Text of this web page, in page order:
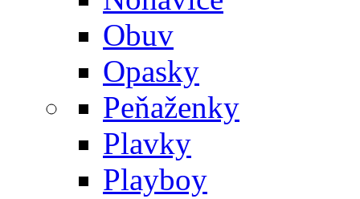
Obuv
Opasky
Peňaženky
Plavky
Playboy